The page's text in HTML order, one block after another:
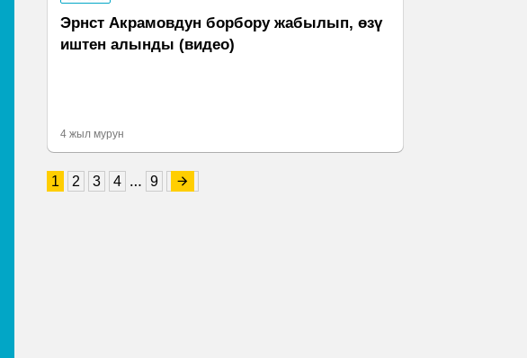
Эрнст Акрамовдун борбору жабылып, өзү
иштен алынды (видео)
4 жыл мурун
1 2 3 4 … 9